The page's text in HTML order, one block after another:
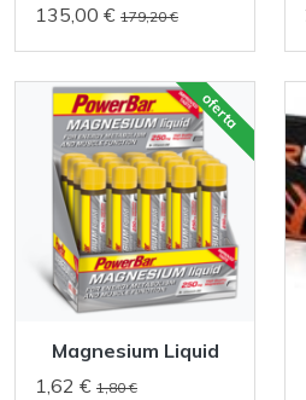
135,00 € 179,20 €
Magnesium Liquid
1,62 € 1,80 €
oferta